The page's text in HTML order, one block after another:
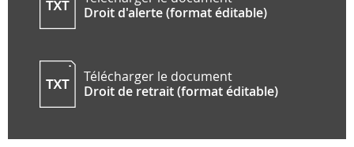
Droit d'alerte (format éditable)
Télécharger le document
Droit de retrait (format éditable)